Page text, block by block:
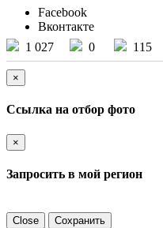
Facebook
Вконтакте
1 027
0 115
×
Ссылка на отбор фото
×
Запросить в мой регион
Close Сохранить